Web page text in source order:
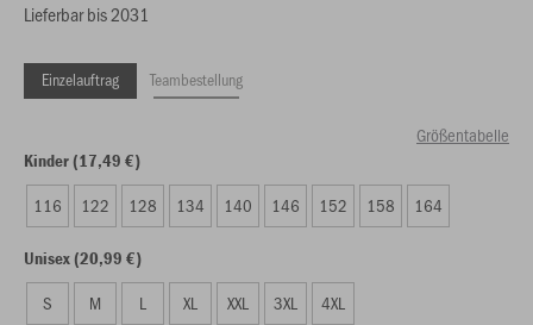
Lieferbar bis 2031
Einzelauftrag Teambestellung
Größentabelle
Kinder (17,49 €)
116 122 128 134 140 146 152 158 164
Unisex (20,99 €)
S M L XL XXL 3XL 4XL